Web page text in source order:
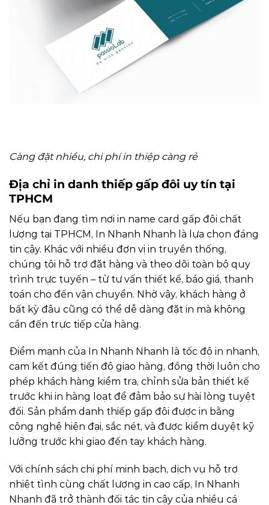
Càng đặt nhiều, chi phí in thiệp càng rẻ
Địa chỉ in danh thiếp gấp đôi uy tín tại
TPHCM
Nếu bạn đang tìm nơi in name card gấp đôi chất
lượng tại TPHCM, In Nhanh Nhanh là lựa chọn đáng
tin cậy. Khác với nhiều đơn vị in truyền thống,
chúng tôi hỗ trợ đặt hàng và theo dõi toàn bộ quy
trình trực tuyến – từ tư vấn thiết kế, báo giá, thanh
toán cho đến vận chuyển. Nhờ vậy, khách hàng ở
bất kỳ đâu cũng có thể dễ dàng đặt in mà không
cần đến trực tiếp cửa hàng.
Điểm mạnh của In Nhanh Nhanh là tốc độ in nhanh,
cam kết đúng tiến độ giao hàng, đồng thời luôn cho
phép khách hàng kiểm tra, chỉnh sửa bản thiết kế
trước khi in hàng loạt để đảm bảo sự hài lòng tuyệt
đối. Sản phẩm danh thiếp gấp đôi được in bằng
công nghệ hiện đại, sắc nét, và được kiểm duyệt kỹ
lưỡng trước khi giao đến tay khách hàng.
Với chính sách chi phí minh bạch, dịch vụ hỗ trợ
nhiệt tình cùng chất lượng in cao cấp, In Nhanh
Nhanh đã trở thành đối tác tin cậy của nhiều cá